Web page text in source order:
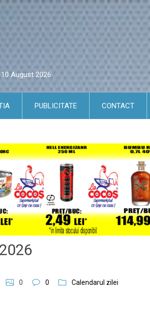
August 2026
PUBLICITATE CONTACT
0 0 Calendarul zilei